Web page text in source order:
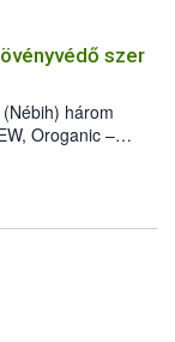
a szlovák
érdekében.
szer
három
Oroganic –
követően,
elleni további
termesztésben is